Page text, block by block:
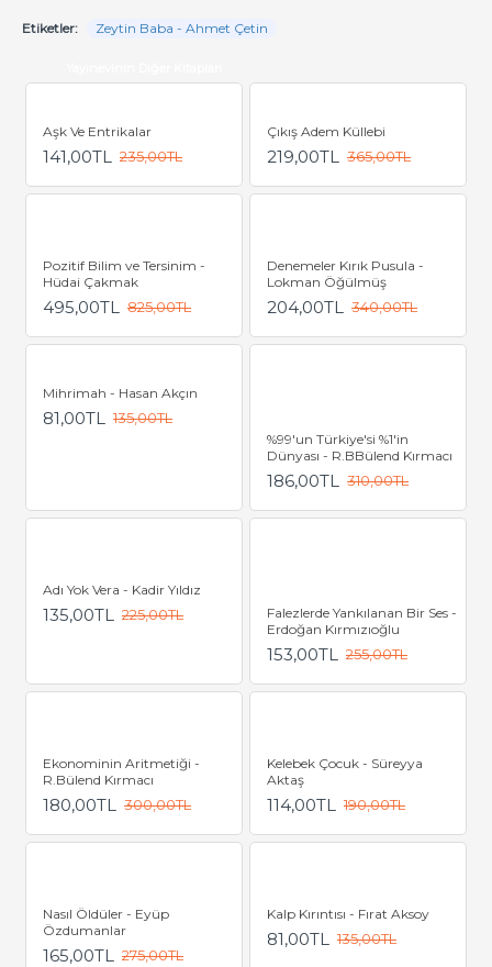
Etiketler: Zeytin Baba - Ahmet Çetin
Aşk Ve Entrikalar
141,00TL 235,00TL
Çıkış Adem Küllebi
219,00TL 365,00TL
Pozitif Bilim ve Tersinim -
Hüdai Çakmak
495,00TL 825,00TL
Denemeler Kırık Pusula -
Lokman Öğülmüş
204,00TL 340,00TL
Mihrimah - Hasan Akçın
81,00TL 135,00TL
%99'un Türkiye'si %1'in
Dünyası - R.BBülend Kırmacı
186,00TL 310,00TL
Adı Yok Vera - Kadir Yıldız
135,00TL 225,00TL
Falezlerde Yankılanan Bir Ses -
Erdoğan Kırmızıoğlu
153,00TL 255,00TL
Ekonominin Aritmetiği -
R.Bülend Kırmacı
180,00TL 300,00TL
Kelebek Çocuk - Süreyya
Aktaş
114,00TL 190,00TL
Nasıl Öldüler - Eyüp
Özdumanlar
165,00TL 275,00TL
Kalp Kırıntısı - Fırat Aksoy
81,00TL 135,00TL